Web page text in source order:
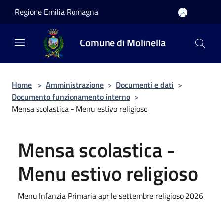
Regione Emilia Romagna
Comune di Molinella
Home > Amministrazione > Documenti e dati >
Documento funzionamento interno >
Mensa scolastica - Menu estivo religioso
Mensa scolastica -
Menu estivo religioso
Menu Infanzia Primaria aprile settembre religioso 2026